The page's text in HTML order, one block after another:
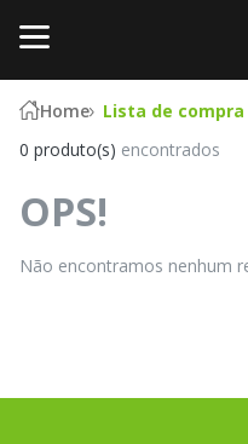
Home
Lista de compra
0 produto(s) encontrados
OPS!
Não encontramos nenhum